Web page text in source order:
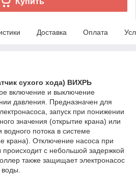
Доставка Оплата
сухого хода) ВИХРЬ
включение и выключение
давления. Предназначен для
запуск при понижении
значения (открытие крана) или
водного потока в системе
крана). Отключение насоса при
происходит с небольшой задержкой
также защищает электронасос